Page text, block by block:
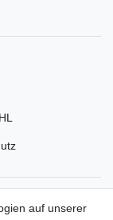
auf unserer